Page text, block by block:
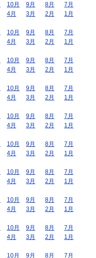
10月 9月 8月
7月
4月 3月 2月
1月
10月 9月 8月
7月
4月 3月 2月
1月
10月 9月 8月
7月
4月 3月 2月
1月
10月 9月 8月
7月
4月 3月 2月
1月
10月 9月 8月
7月
4月 3月 2月
1月
10月 9月 8月
7月
4月 3月 2月
1月
10月 9月 8月
7月
4月 3月 2月
1月
10月 9月 8月
7月
4月 3月 2月
1月
10月 9月 8月
7月
4月 3月 2月
1月
10月 9月 8月 7月